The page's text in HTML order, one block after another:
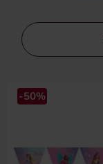
Ohita
suodattimet
-50%